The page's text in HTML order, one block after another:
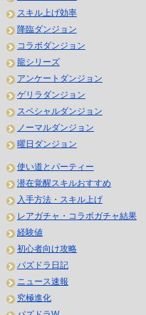
スキル上げ効率
降臨ダンジョン
コラボダンジョン
龍シリーズ
アンケートダンジョン
ゲリラダンジョン
スペシャルダンジョン
ノーマルダンジョン
曜日ダンジョン
使い道とパーティー
潜在覚醒スキルおすすめ
入手方法・スキル上げ
レアガチャ・コラボガチャ結果
経験値
初心者向け攻略
パズドラ日記
ニュース速報
究極進化